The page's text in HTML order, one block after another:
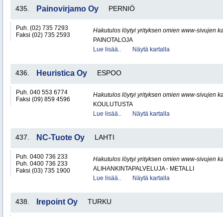
435. Painovirjamo Oy PERNIÖ
Puh. (02) 735 7293
Faksi (02) 735 2593
Hakutulos löytyi yrityksen omien www-sivujen
PAINOTALOJA
Lue lisää..
Näytä kartalla
436. Heuristica Oy ESPOO
Puh. 040 553 6774
Faksi (09) 859 4596
Hakutulos löytyi yrityksen omien www-sivujen
KOULUTUSTA
Lue lisää..
Näytä kartalla
437. NC-Tuote Oy LAHTI
Puh. 0400 736 233
Puh. 0400 736 233
Faksi (03) 735 1900
Hakutulos löytyi yrityksen omien www-sivujen
ALIHANKINTAPALVELUJA - METALLI
Lue lisää..
Näytä kartalla
438. Irepoint Oy TURKU